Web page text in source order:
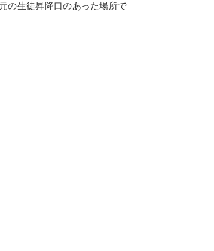
の生徒昇降口のあった場所で